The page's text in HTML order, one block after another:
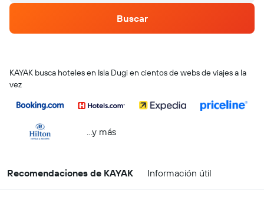
Buscar
KAYAK busca hoteles en Isla Dugi en cientos de webs de viajes a la
vez
...y más
Recomendaciones de KAYAK Información útil